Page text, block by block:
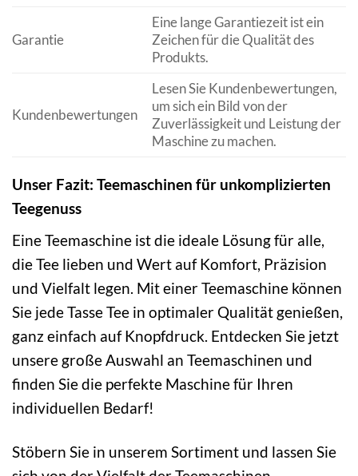
Garantie
Eine lange Garantiezeit ist ein
Zeichen für die Qualität des
Produkts.
Kundenbewertungen
Lesen Sie Kundenbewertungen,
um sich ein Bild von der
Zuverlässigkeit und Leistung der
Maschine zu machen.
Unser Fazit: Teemaschinen für unkomplizierten
Teegenuss
Eine Teemaschine ist die ideale Lösung für alle,
die Tee lieben und Wert auf Komfort, Präzision
und Vielfalt legen. Mit einer Teemaschine können
Sie jede Tasse Tee in optimaler Qualität genießen,
ganz einfach auf Knopfdruck. Entdecken Sie jetzt
unsere große Auswahl an Teemaschinen und
finden Sie die perfekte Maschine für Ihren
individuellen Bedarf!
Stöbern Sie in unserem Sortiment und lassen Sie